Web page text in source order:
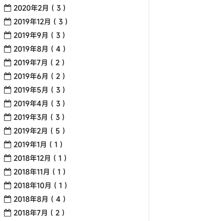
2020年2月 ( 3 )
2019年12月 ( 3 )
2019年9月 ( 3 )
2019年8月 ( 4 )
2019年7月 ( 2 )
2019年6月 ( 2 )
2019年5月 ( 3 )
2019年4月 ( 3 )
2019年3月 ( 3 )
2019年2月 ( 5 )
2019年1月 ( 1 )
2018年12月 ( 1 )
2018年11月 ( 1 )
2018年10月 ( 1 )
2018年8月 ( 4 )
2018年7月 ( 2 )